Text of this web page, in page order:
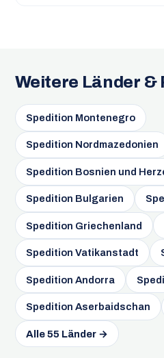
Weitere Länder &
Spedition Montenegro
Spedition Nordmazedonien
Spedition Bosnien und
Spedition Bulgarien
Spedition Griechenland
Spedition Vatikanstadt
Spedition Andorra
Spedition Aserbaidschan
Alle 55 Länder →